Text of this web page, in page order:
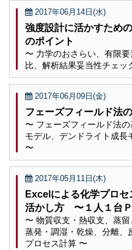
2017年06月14日(水)
強度設計に活かすため
のポイント
〜 力学のおさらい、有限
比、解析結果妥当性チェッ
2017年06月09日(金)
フェーズフィールド法
〜 フェーズフィールド法
モデル、デンドライト成長
〜
2017年05月11日(木)
Excelによる化学プロ
活かし方 〜１人１台
〜 物質収支・熱収支、蒸
蒸発・調湿・乾燥、分離、
プロセス計算 〜